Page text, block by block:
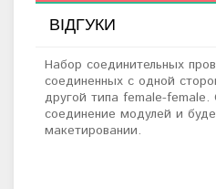
ВІДГУКИ
Набор соединительных
соединенных с одной
другой типа female-female.
соединение модулей и
макетировании.